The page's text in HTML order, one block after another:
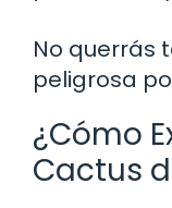
No querrás
peligrosa
¿Cómo
Cactus